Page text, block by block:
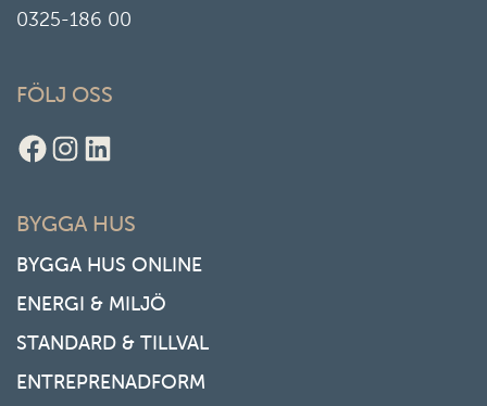
0325-186 00
FÖLJ OSS
Facebook
Instagram
LinkedIn
BYGGA HUS
BYGGA HUS ONLINE
ENERGI & MILJÖ
STANDARD & TILLVAL
ENTREPRENADFORM